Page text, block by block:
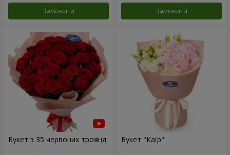
Замовити Замовити
Букет з 35 червоних троянд Букет "Каїр"